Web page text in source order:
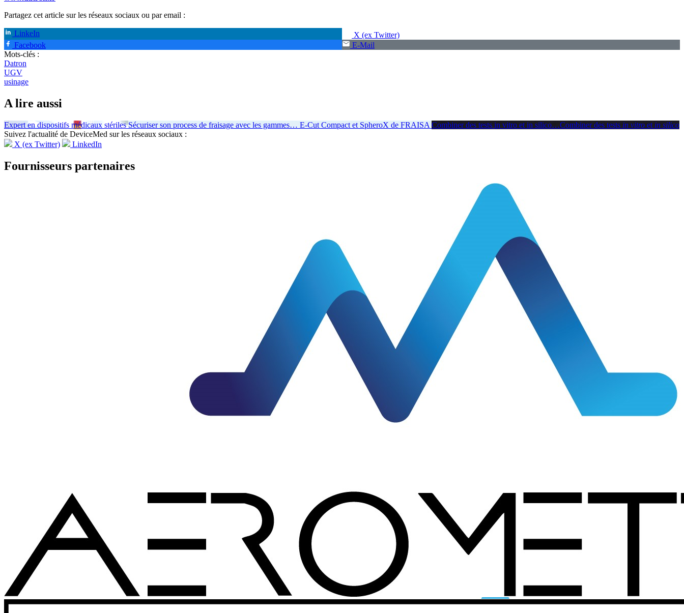
Partagez cet article sur les réseaux sociaux ou par email :
LinkeIn
X (ex Twitter)
Facebook
E-Mail
Mots-clés :
Datron
UGV
usinage
A lire aussi
Expert en dispositifs médicaux stériles Sécuriser son process de fraisage avec les gammes… E-Cut Compact et SpheroX de FRAISA Combiner des tests in vitro et in silico…Combiner des tests in vitro et in silico
Suivez l'actualité de DeviceMed sur les réseaux sociaux :
X (ex Twitter)
LinkedIn
Fournisseurs partenaires